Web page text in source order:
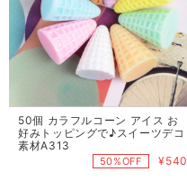
50個 カラフルコーン アイス お
好みトッピングで♪スイーツデコ
素材A313
50%OFF ¥540